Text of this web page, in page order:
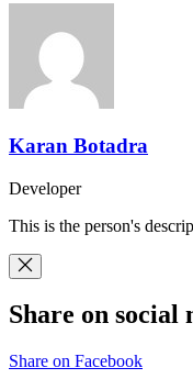
Karan Botadra
Developer
This is the person's
Share on social
Share on Facebook